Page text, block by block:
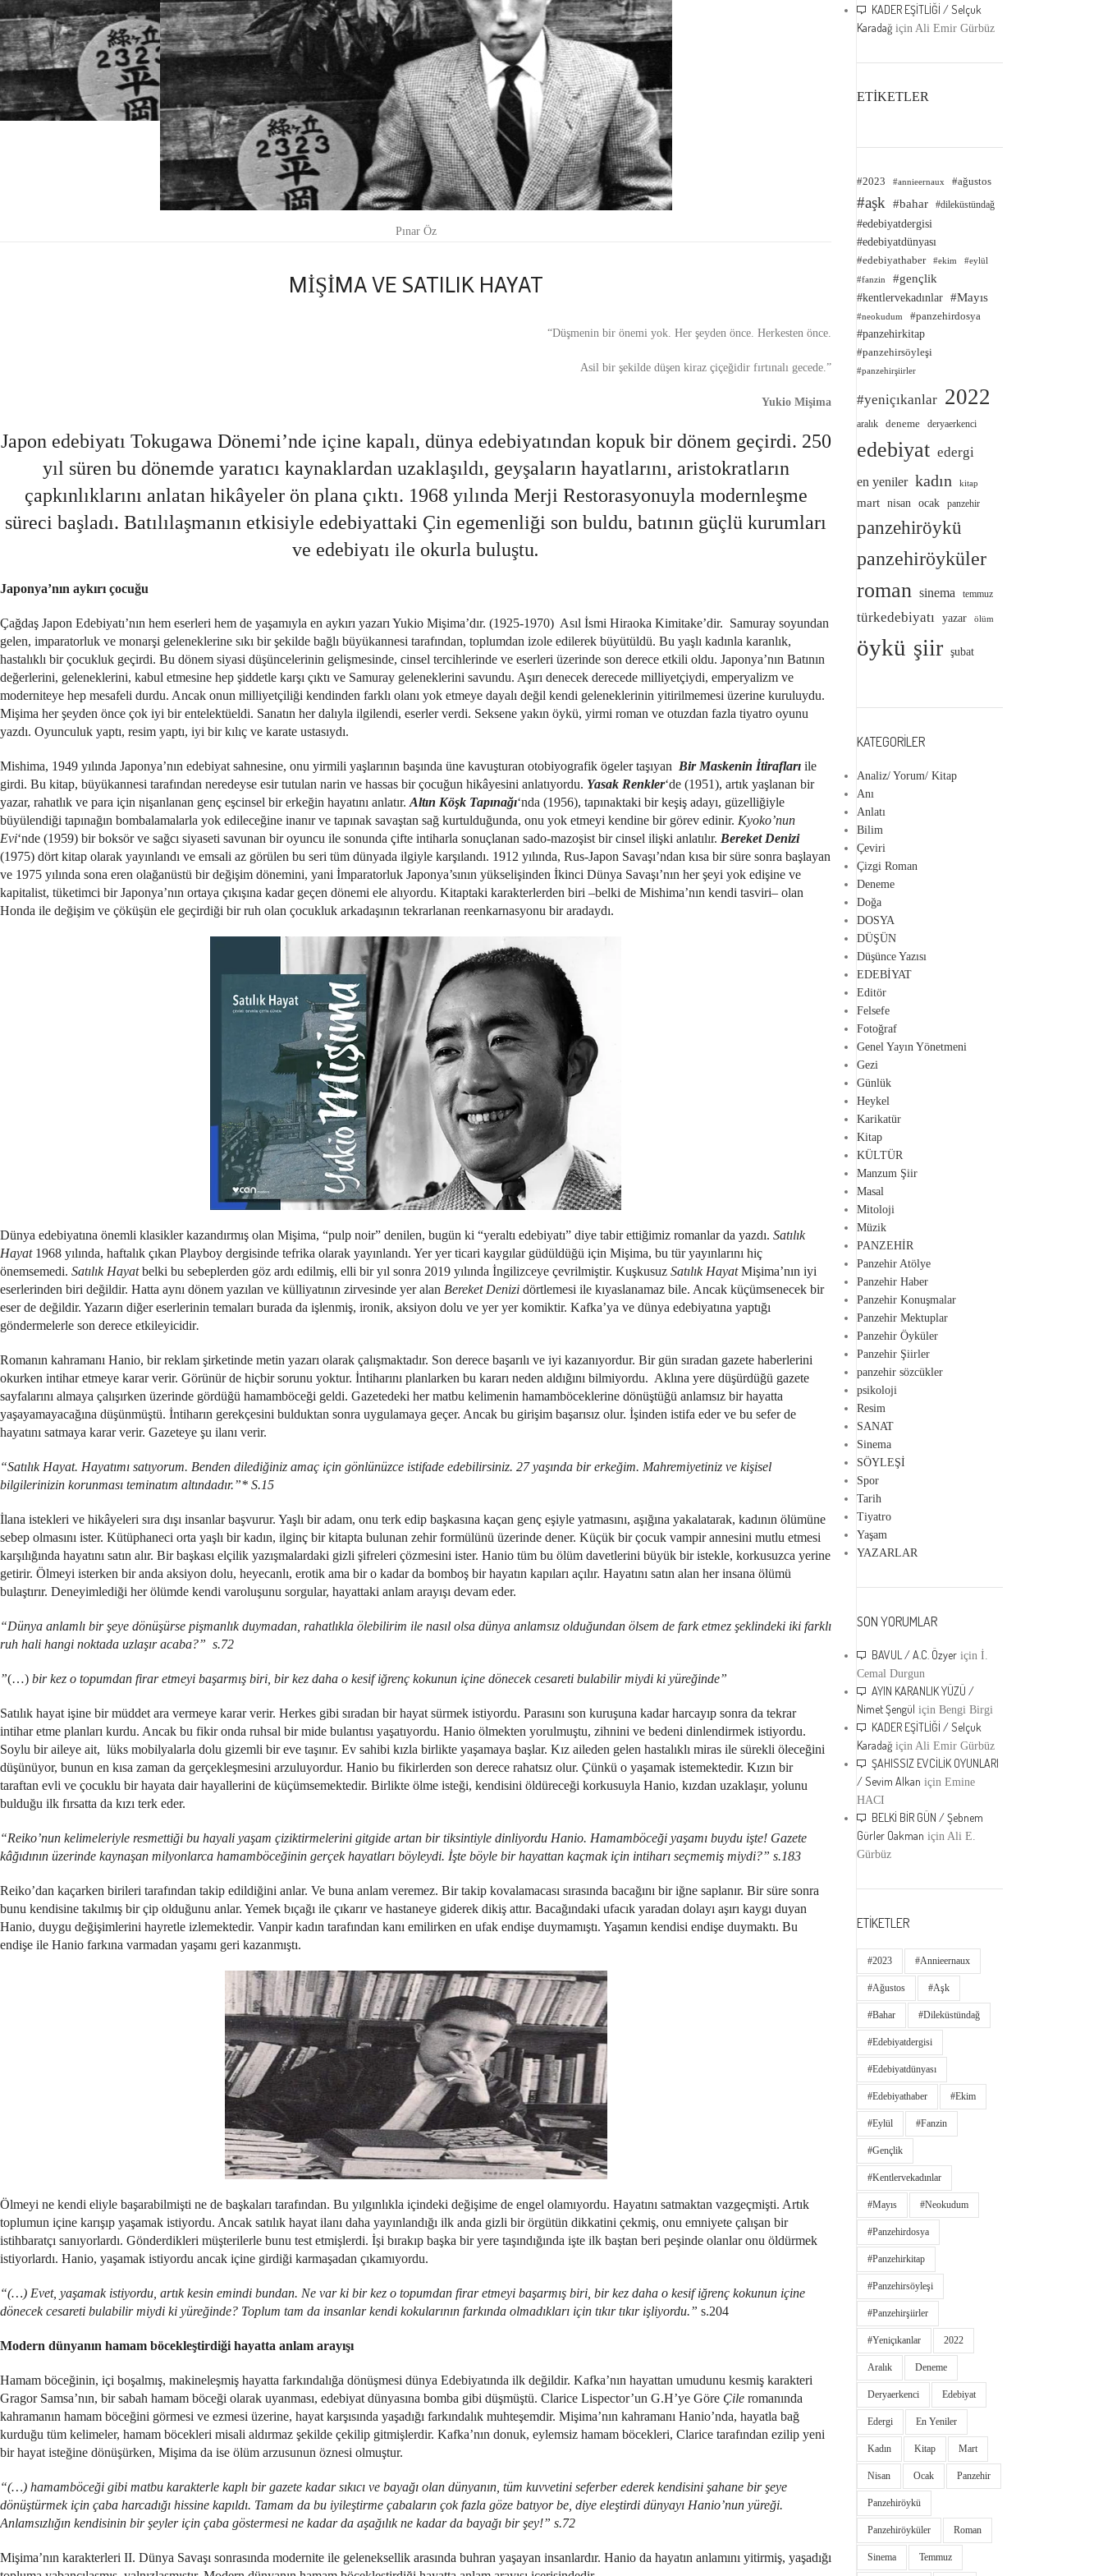
Pınar Öz
MİŞİMA VE SATILIK HAYAT
“Düşmenin bir önemi yok. Her şeyden önce. Herkesten önce.
Asil bir şekilde düşen kiraz çiçeğidir fırtınalı gecede.”
Yukio Mişima
Japon edebiyatı Tokugawa Dönemi’nde içine kapalı, dünya edebiyatından kopuk bir dönem geçirdi. 250
yıl süren bu dönemde yaratıcı kaynaklardan uzaklaşıldı, geyşaların hayatlarını, aristokratların
çapkınlıklarını anlatan hikâyeler ön plana çıktı. 1968 yılında Merji Restorasyonuyla modernleşme
süreci başladı. Batılılaşmanın etkisiyle edebiyattaki Çin egemenliği son buldu, batının güçlü kurumları
ve edebiyatı ile okurla buluştu.
Japonya’nın aykırı çocuğu
Çağdaş Japon Edebiyatı’nın hem eserleri hem de yaşamıyla en aykırı yazarı Yukio Mişima’dır. (1925-1970) Asıl İsmi Hiraoka Kimitake’dir. Samuray soyundan
gelen, imparatorluk ve monarşi geleneklerine sıkı bir şekilde bağlı büyükannesi tarafından, toplumdan izole edilerek büyütüldü. Bu yaşlı kadınla karanlık,
hastalıklı bir çocukluk geçirdi. Bu dönem siyasi düşüncelerinin gelişmesinde, cinsel tercihlerinde ve eserleri üzerinde son derece etkili oldu. Japonya’nın Batının
değerlerini, geleneklerini, kabul etmesine hep şiddetle karşı çıktı ve Samuray geleneklerini savundu. Aşırı denecek derecede milliyetçiydi, emperyalizm ve
moderniteye hep mesafeli durdu. Ancak onun milliyetçiliği kendinden farklı olanı yok etmeye dayalı değil kendi geleneklerinin yitirilmemesi üzerine kuruluydu.
Mişima her şeyden önce çok iyi bir entelektüeldi. Sanatın her dalıyla ilgilendi, eserler verdi. Seksene yakın öykü, yirmi roman ve otuzdan fazla tiyatro oyunu
yazdı. Oyunculuk yaptı, resim yaptı, iyi bir kılıç ve karate ustasıydı.
Mishima, 1949 yılında Japonya’nın edebiyat sahnesine, onu yirmili yaşlarının başında üne kavuşturan otobiyografik ögeler taşıyan Bir Maskenin İtirafları ile
girdi. Bu kitap, büyükannesi tarafından neredeyse esir tutulan narin ve hassas bir çocuğun hikâyesini anlatıyordu. Yasak Renkler‘de (1951), artık yaşlanan bir
yazar, rahatlık ve para için nişanlanan genç eşcinsel bir erkeğin hayatını anlatır. Altın Köşk Tapınağı‘nda (1956), tapınaktaki bir keşiş adayı, güzelliğiyle
büyülendiği tapınağın bombalamalarla yok edileceğine inanır ve tapınak savaştan sağ kurtulduğunda, onu yok etmeyi kendine bir görev edinir. Kyoko’nun
Evi‘nde (1959) bir boksör ve sağcı siyaseti savunan bir oyuncu ile sonunda çifte intiharla sonuçlanan sado-mazoşist bir cinsel ilişki anlatılır. Bereket Denizi
(1975) dört kitap olarak yayınlandı ve emsali az görülen bu seri tüm dünyada ilgiyle karşılandı. 1912 yılında, Rus-Japon Savaşı’ndan kısa bir süre sonra başlayan
ve 1975 yılında sona eren olağanüstü bir değişim dönemini, yani İmparatorluk Japonya’sının yükselişinden İkinci Dünya Savaşı’nın her şeyi yok edişine ve
kapitalist, tüketimci bir Japonya’nın ortaya çıkışına kadar geçen dönemi ele alıyordu. Kitaptaki karakterlerden biri –belki de Mishima’nın kendi tasviri– olan
Honda ile değişim ve çöküşün ele geçirdiği bir ruh olan çocukluk arkadaşının tekrarlanan reenkarnasyonu bir aradaydı.
Dünya edebiyatına önemli klasikler kazandırmış olan Mişima, “pulp noir” denilen, bugün ki “yeraltı edebiyatı” diye tabir ettiğimiz romanlar da yazdı. Satılık
Hayat1968 yılında, haftalık çıkan Playboy dergisinde tefrika olarak yayınlandı. Yer yer ticari kaygılar güdüldüğü için Mişima, bu tür yayınlarını hiç
önemsemedi. Satılık Hayatbelki bu sebeplerden göz ardı edilmiş, elli bir yıl sonra 2019 yılında İngilizceye çevrilmiştir. Kuşkusuz Satılık HayatMişima’nın iyi
eserlerinden biri değildir. Hatta aynı dönem yazılan ve külliyatının zirvesinde yer alan Bereket Denizi dörtlemesi ile kıyaslanamaz bile. Ancak küçümsenecek bir
eser de değildir. Yazarın diğer eserlerinin temaları burada da işlenmiş, ironik, aksiyon dolu ve yer yer komiktir. Kafka’ya ve dünya edebiyatına yaptığı
göndermelerle son derece etkileyicidir.
Romanın kahramanı Hanio, bir reklam şirketinde metin yazarı olarak çalışmaktadır. Son derece başarılı ve iyi kazanıyordur. Bir gün sıradan gazete haberlerini
okurken intihar etmeye karar verir. Görünür de hiçbir sorunu yoktur. İntiharını planlarken bu kararı neden aldığını bilmiyordu. Aklına yere düşürdüğü gazete
sayfalarını almaya çalışırken üzerinde gördüğü hamamböceği geldi. Gazetedeki her matbu kelimenin hamamböceklerine dönüştüğü anlamsız bir hayatta
yaşayamayacağına düşünmüştü. İntiharın gerekçesini bulduktan sonra uygulamaya geçer. Ancak bu girişim başarısız olur. İşinden istifa eder ve bu sefer de
hayatını satmaya karar verir. Gazeteye şu ilanı verir.
“Satılık Hayat. Hayatımı satıyorum. Benden dilediğiniz amaç için gönlünüzce istifade edebilirsiniz. 27 yaşında bir erkeğim. Mahremiyetiniz ve kişisel
bilgilerinizin korunması teminatım altındadır.”* S.15
İlana istekleri ve hikâyeleri sıra dışı insanlar başvurur. Yaşlı bir adam, onu terk edip başkasına kaçan genç eşiyle yatmasını, aşığına yakalatarak, kadının ölümüne
sebep olmasını ister. Kütüphaneci orta yaşlı bir kadın, ilginç bir kitapta bulunan zehir formülünü üzerinde dener. Küçük bir çocuk vampir annesini mutlu etmesi
karşılığında hayatını satın alır. Bir başkası elçilik yazışmalardaki gizli şifreleri çözmesini ister. Hanio tüm bu ölüm davetlerini büyük bir istekle, korkusuzca yerine
getirir. Ölmeyi isterken bir anda aksiyon dolu, heyecanlı, erotik ama bir o kadar da bomboş bir hayatın kapıları açılır. Hayatını satın alan her insana ölümü
bulaştırır. Deneyimlediği her ölümde kendi varoluşunu sorgular, hayattaki anlam arayışı devam eder.
“Dünya anlamlı bir şeye dönüşürse pişmanlık duymadan, rahatlıkla ölebilirim ile nasıl olsa dünya anlamsız olduğundan ölsem de fark etmez şeklindeki iki farklı
ruh hali hangi noktada uzlaşır acaba?” s.72
”(…) bir kez o topumdan firar etmeyi başarmış biri, bir kez daha o kesif iğrenç kokunun içine dönecek cesareti bulabilir miydi ki yüreğinde”
Satılık hayat işine bir müddet ara vermeye karar verir. Herkes gibi sıradan bir hayat sürmek istiyordu. Parasını son kuruşuna kadar harcayıp sonra da tekrar
intihar etme planları kurdu. Ancak bu fikir onda ruhsal bir mide bulantısı yaşatıyordu. Hanio ölmekten yorulmuştu, zihnini ve bedeni dinlendirmek istiyordu.
Soylu bir aileye ait, lüks mobilyalarla dolu gizemli bir eve taşınır. Ev sahibi kızla birlikte yaşamaya başlar. Kız aileden gelen hastalıklı miras ile sürekli öleceğini
düşünüyor, bunun en kısa zaman da gerçekleşmesini arzuluyordur. Hanio bu fikirlerden son derece rahatsız olur. Çünkü o yaşamak istemektedir. Kızın bir
taraftan evli ve çocuklu bir hayata dair hayallerini de küçümsemektedir. Birlikte ölme isteği, kendisini öldüreceği korkusuyla Hanio, kızdan uzaklaşır, yolunu
bulduğu ilk fırsatta da kızı terk eder.
“Reiko’nun kelimeleriyle resmettiği bu hayali yaşam çiziktirmelerini gitgide artan bir tiksintiyle dinliyordu Hanio. Hamamböceği yaşamı buydu işte! Gazete
kâğıdının üzerinde kaynaşan milyonlarca hamamböceğinin gerçek hayatları böyleydi. İşte böyle bir hayattan kaçmak için intiharı seçmemiş miydi?” s.183
Reiko’dan kaçarken birileri tarafından takip edildiğini anlar. Ve buna anlam veremez. Bir takip kovalamacası sırasında bacağını bir iğne saplanır. Bir süre sonra
bunu kendisine takılmış bir çip olduğunu anlar. Yemek bıçağı ile çıkarır ve hastaneye giderek dikiş attır. Bacağındaki ufacık yaradan dolayı aşırı kaygı duyan
Hanio, duygu değişimlerini hayretle izlemektedir. Vanpir kadın tarafından kanı emilirken en ufak endişe duymamıştı. Yaşamın kendisi endişe duymaktı. Bu
endişe ile Hanio farkına varmadan yaşamı geri kazanmıştı.
Ölmeyi ne kendi eliyle başarabilmişti ne de başkaları tarafından. Bu yılgınlıkla içindeki değişime de engel olamıyordu. Hayatını satmaktan vazgeçmişti. Artık
toplumun içine karışıp yaşamak istiyordu. Ancak satılık hayat ilanı daha yayınlandığı ilk anda gizli bir örgütün dikkatini çekmiş, onu emniyete çalışan bir
istihbaratçı sanıyorlardı. Gönderdikleri müşterilerle bunu test etmişlerdi. İşi bırakıp başka bir yere taşındığında işte ilk baştan beri peşinde olanlar onu öldürmek
istiyorlardı. Hanio, yaşamak istiyordu ancak içine girdiği karmaşadan çıkamıyordu.
“(…) Evet, yaşamak istiyordu, artık kesin emindi bundan. Ne var ki bir kez o topumdan firar etmeyi başarmış biri, bir kez daha o kesif iğrenç kokunun içine
dönecek cesareti bulabilir miydi ki yüreğinde? Toplum tam da insanlar kendi kokularının farkında olmadıkları için tıkır tıkır işliyordu.” s.204
Modern dünyanın hamam böcekleştirdiği hayatta anlam arayışı
Hamam böceğinin, içi boşalmış, makineleşmiş hayatta farkındalığa dönüşmesi dünya Edebiyatında ilk değildir. Kafka’nın hayattan umudunu kesmiş karakteri
Gragor Samsa’nın, bir sabah hamam böceği olarak uyanması, edebiyat dünyasına bomba gibi düşmüştü. Clarice Lispector’un G.H’ye Göre Çile romanında
kahramanın hamam böceğini görmesi ve ezmesi üzerine, hayat karşısında yaşadığı farkındalık muhteşemdir. Mişima’nın kahramanı Hanio’nda, hayatla bağ
kurduğu tüm kelimeler, hamam böcekleri misali aldırmaz şekilde çekilip gitmişlerdir. Kafka’nın donuk, eylemsiz hamam böcekleri, Clarice tarafından ezilip yeni
bir hayat isteğine dönüşürken, Mişima da ise ölüm arzusunun öznesi olmuştur.
“(…) hamamböceği gibi matbu karakterle kaplı bir gazete kadar sıkıcı ve bayağı olan dünyanın, tüm kuvvetini seferber ederek kendisini şahane bir şeye
dönüştürmek için çaba harcadığı hissine kapıldı. Tamam da bu iyileştirme çabaların çok fazla göze batıyor be, diye eleştirdi dünyayı Hanio’nun yüreği.
Anlamsızlığın kendisinin bir şeyler için çaba göstermesi ne kadar da aşağılık ne kadar da bayağı bir şey!” s.72
Mişima’nın karakterleri II. Dünya Savaşı sonrasında modernite ile geleneksellik arasında buhran yaşayan insanlardır. Hanio da hayatın anlamını yitirmiş, yaşadığı
KADER EŞİTLİĞİ / Selçuk
Karadağ için Ali Emir Gürbüz
ETİKETLER
#2023 #annieernaux #ağustos
#aşk #bahar #dileküstündağ
#edebiyatdergisi
#edebiyatdünyası
#edebiyathaber #ekim #eylül
#fanzin
#gençlik
#kentlervekadınlar #Mayıs
#neokudum
#panzehirdosya
#panzehirkitap
#panzehirsöyleşi
#panzehirşiirler
#yeniçıkanlar 2022
aralık deneme deryaerkenci
edebiyat edergi
en yeniler kadın kitap
mart nisan ocak panzehir
panzehiröykü
panzehiröyküler
roman sinema temmuz
türkedebiyatı yazar ölüm
öykü şiir şubat
KATEGORILER
Analiz/ Yorum/ Kitap
Anı
Anlatı
Bilim
Çeviri
Çizgi Roman
Deneme
Doğa
DOSYA
DÜŞÜN
Düşünce Yazısı
EDEBİYAT
Editör
Felsefe
Fotoğraf
Genel Yayın Yönetmeni
Gezi
Günlük
Heykel
Karikatür
Kitap
KÜLTÜR
Manzum Şiir
Masal
Mitoloji
Müzik
PANZEHİR
Panzehir Atölye
Panzehir Haber
Panzehir Konuşmalar
Panzehir Mektuplar
Panzehir Öyküler
Panzehir Şiirler
panzehir sözcükler
psikoloji
Resim
SANAT
Sinema
SÖYLEŞİ
Spor
Tarih
Tiyatro
Yaşam
YAZARLAR
SON YORUMLAR
BAVUL / A.C. Özyer içinİ.
Cemal Durgun
AYIN KARANLIK YÜZÜ /
Nimet Şengül içinBengi Birgi
KADER EŞİTLİĞİ / Selçuk
Karadağ için Ali Emir Gürbüz
ŞAHISSIZ EVCİLİK OYUNLARI
/ Sevim Alkan içinEmine
HACI
BELKİ BİR GÜN / Şebnem
Gürler Oakman için Ali E.
Gürbüz
ETİKETLER
#2023 #annieernaux
#ağustos #aşk
#bahar #dileküstündağ
#edebiyatdergisi
#edebiyatdünyası
#edebiyathaber #ekim
#eylül #fanzin
#gençlik
#kentlervekadınlar
#Mayıs #neokudum
#panzehirdosya
#panzehirkitap
#panzehirsöyleşi
#panzehirşiirler
#yeniçıkanlar 2022
Aralık Deneme
Deryaerkenci Edebiyat
Edergi En Yeniler
Kadın Kitap Mart
Nisan Ocak Panzehir
Panzehiröykü
Panzehiröyküler Roman
Sinema Temmuz